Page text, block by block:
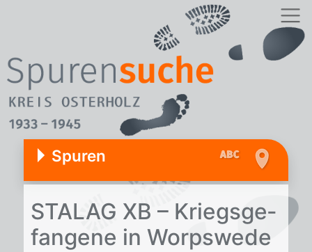
Spuren
STA­LAG XB – Kriegs­ge­
fan­ge­ne in Worps­we­de